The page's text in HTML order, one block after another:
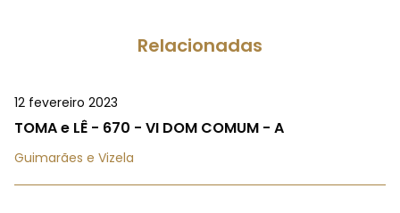
Relacionadas
12 fevereiro 2023
TOMA e LÊ - 670 - VI DOM COMUM - A
Guimarães e Vizela